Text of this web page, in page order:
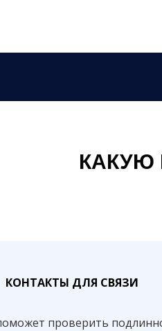
КОНТАКТЫ ДЛЯ СВЯЗИ
проверить